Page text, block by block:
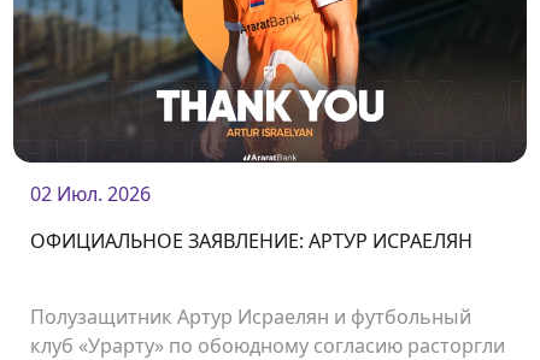
02 Июл. 2026
ОФИЦИАЛЬНОЕ ЗАЯВЛЕНИЕ: АРТУР ИСРАЕЛЯН
Полузащитник Артур Исраелян и футбольный
клуб «Урарту» по обоюдному согласию расторгли